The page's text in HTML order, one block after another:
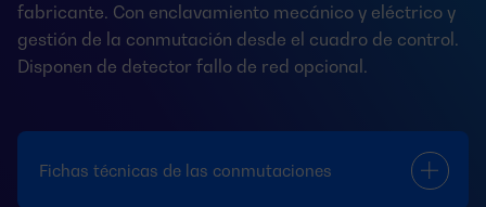
fabricante. Con enclavamiento mecánico y eléctrico y
gestión de la conmutación desde el cuadro de control.
Disponen de detector fallo de red opcional.
Fichas técnicas de las conmutaciones